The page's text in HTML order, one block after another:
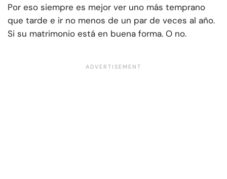
Por eso siempre es mejor ver uno más temprano
que tarde e ir no menos de un par de veces al año.
Si su matrimonio está en buena forma. O no.